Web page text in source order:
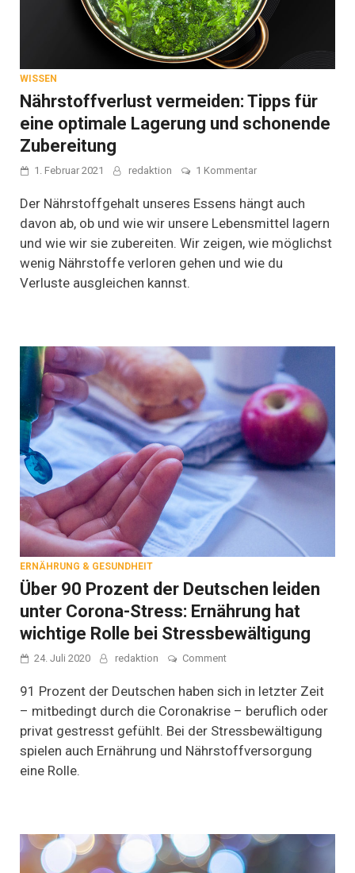
WISSEN
Nährstoffverlust vermeiden: Tipps für
eine optimale Lagerung und schonende
Zubereitung
1. Februar 2021 redaktion 1 Kommentarzu
vermeiden:
Tipps
für
eine
Lagerung
Der Nährstoffgehalt unseres Essens hängt auch
davon ab, ob und wie wir unsere Lebensmittel lagern
und wie wir sie zubereiten. Wir zeigen, wie möglichst
wenig Nährstoffe verloren gehen und wie du
Verluste ausgleichen kannst.
ERNÄHRUNG & GESUNDHEIT
Über 90 Prozent der Deutschen leiden
unter Corona-Stress: Ernährung hat
wichtige Rolle bei Stressbewältigung
24. Juli 2020 redaktion Commenton
90
der
Deutschen
leiden
unter
Rolle
bei
91 Prozent der Deutschen haben sich in letzter Zeit
– mitbedingt durch die Coronakrise – beruflich oder
privat gestresst gefühlt. Bei der Stressbewältigung
spielen auch Ernährung und Nährstoffversorgung
eine Rolle.